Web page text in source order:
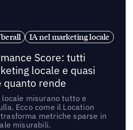
IA nel marketing locale
Score: tutti
locale e quasi
quanto rende
misurano tutto e
Ecco come il Location
metriche sparse in
misurabili.